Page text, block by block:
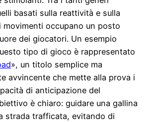
basati sulla reattività e sulla
movimenti occupano un posto
dei giocatori. Un esempio
tipo di gioco è rappresentato
», un titolo semplice ma
avvincente che mette alla prova i
di anticipazione del
è chiaro: guidare una gallina
strada trafficata, evitando di